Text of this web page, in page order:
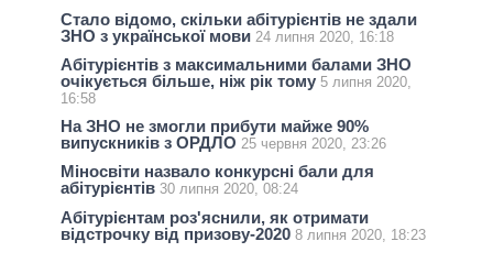
Стало відомо, скільки абітурієнтів не здали
ЗНО з української мови 24 липня 2020, 16:18
Абітурієнтів з максимальними балами ЗНО
очікується більше, ніж рік тому 5 липня 2020,
16:58
На ЗНО не змогли прибути майже 90%
випускників з ОРДЛО 25 червня 2020, 23:26
Міносвіти назвало конкурсні бали для
абітурієнтів 30 липня 2020, 08:24
Абітурієнтам роз'яснили, як отримати
відстрочку від призову-2020 8 липня 2020, 18:23